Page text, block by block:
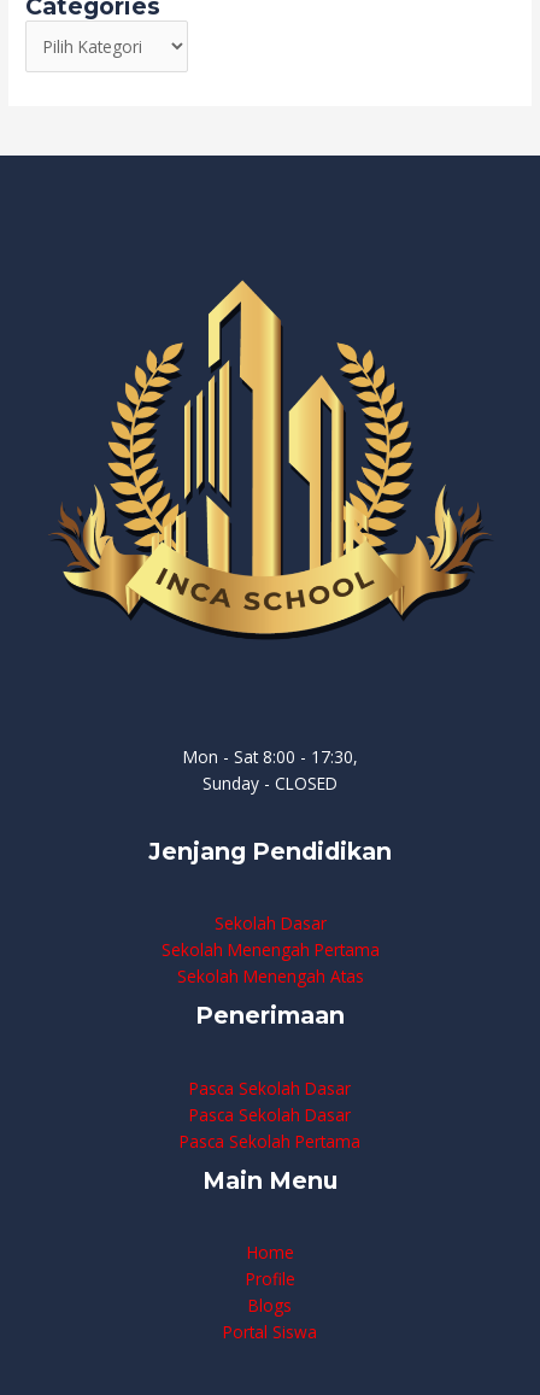
Categories
Mon - Sat 8:00 - 17:30,
Sunday - CLOSED
Jenjang Pendidikan
Sekolah Dasar
Sekolah Menengah Pertama
Sekolah Menengah Atas
Penerimaan
Pasca Sekolah Dasar
Pasca Sekolah Dasar
Pasca Sekolah Pertama
Main Menu
Home
Profile
Blogs
Portal Siswa